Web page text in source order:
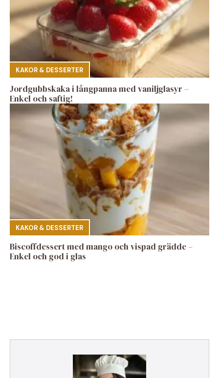
KAKOR & DESSERTER
Jordgubbskaka i långpanna med vaniljglasyr –
Enkel och saftig!
KAKOR & DESSERTER
Biscoffdessert med mango och vispad grädde –
Enkel och god i glas